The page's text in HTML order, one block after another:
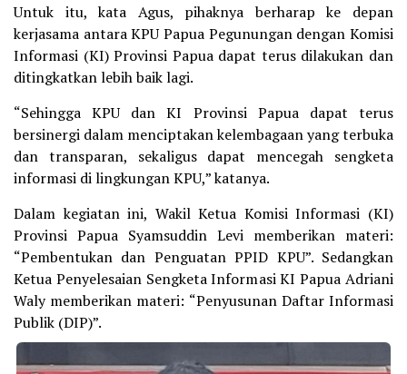
Untuk itu, kata Agus, pihaknya berharap ke depan
kerjasama antara KPU Papua Pegunungan dengan Komisi
Informasi (KI) Provinsi Papua dapat terus dilakukan dan
ditingkatkan lebih baik lagi.
“Sehingga KPU dan KI Provinsi Papua dapat terus
bersinergi dalam menciptakan kelembagaan yang terbuka
dan transparan, sekaligus dapat mencegah sengketa
informasi di lingkungan KPU,” katanya.
Dalam kegiatan ini, Wakil Ketua Komisi Informasi (KI)
Provinsi Papua Syamsuddin Levi memberikan materi:
“Pembentukan dan Penguatan PPID KPU”. Sedangkan
Ketua Penyelesaian Sengketa Informasi KI Papua Adriani
Waly memberikan materi: “Penyusunan Daftar Informasi
Publik (DIP)”.